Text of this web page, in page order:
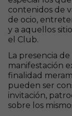
contenidos de
de ocio,
y a aquellos
el Club.
La presencia
manifestación
finalidad
pueden ser
invitación,
sobre los